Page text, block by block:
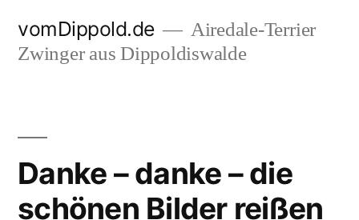
Inhalt
vomDippold.de
Airedale-Terrier
Zwinger aus Dippoldiswalde
Danke – danke – die
schönen Bilder reißen